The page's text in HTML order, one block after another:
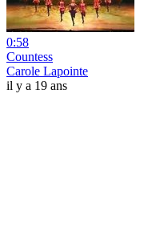
0:58
Countess
Carole Lapointe
il y a 19 ans